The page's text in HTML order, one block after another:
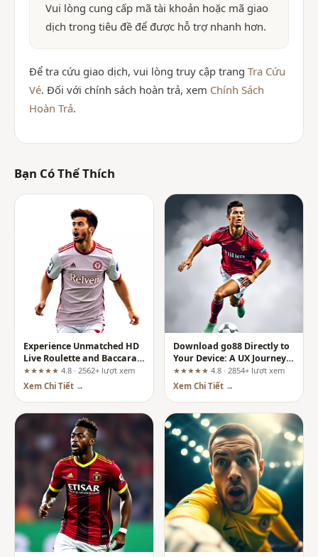
Vui lòng cung cấp mã tài khoản hoặc mã giao
dịch trong tiêu đề để được hỗ trợ nhanh hơn.
Để tra cứu giao dịch, vui lòng truy cập trang Tra Cứu
Vé. Đối với chính sách hoàn trả, xem Chính Sách
Hoàn Trả.
Bạn Có Thể Thích
Experience Unmatched HD
Live Roulette and Baccarat
Streams on sunwin:
Expectations Versus What
★★★★★ 4.8 · 2562+ lượt xem
Xem Chi Tiết →
Download go88 Directly to
Your Device: A UX Journey
Review
★★★★★ 4.8 · 2854+ lượt xem
Xem Chi Tiết →